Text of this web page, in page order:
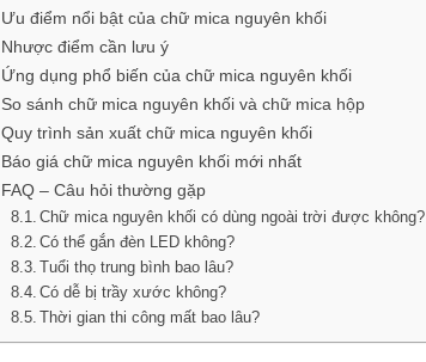
Ưu điểm nổi bật của chữ mica nguyên khối
Nhược điểm cần lưu ý
Ứng dụng phổ biến của chữ mica nguyên khối
So sánh chữ mica nguyên khối và chữ mica hộp
Quy trình sản xuất chữ mica nguyên khối
Báo giá chữ mica nguyên khối mới nhất
FAQ – Câu hỏi thường gặp
Chữ mica nguyên khối có dùng ngoài trời được không?
Có thể gắn đèn LED không?
Tuổi thọ trung bình bao lâu?
Có dễ bị trầy xước không?
Thời gian thi công mất bao lâu?